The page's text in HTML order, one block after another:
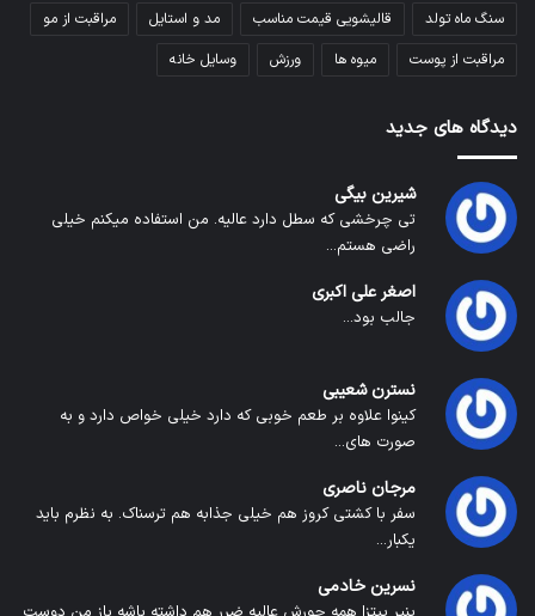
سنگ ماه تولد
قالیشویی قیمت مناسب مد و استایل
مراقبت از مو
مراقبت از پوست
میوه ها ورزش وسایل خانه
دیدگاه های جدید
شیرین بیگی
تی چرخشی که سطل دارد عالیه. من استفاده میکنم خیلی
راضی هستم...
اصغر علی اکبری
جالب بود...
نسترن شعیبی
کینوا علاوه بر طعم خوبی که دارد خیلی خواص دارد و به
صورت های...
مرجان ناصری
سفر با کشتی کروز هم خیلی جذابه هم ترسناک. به نظرم باید
یکبار...
نسرین خادمی